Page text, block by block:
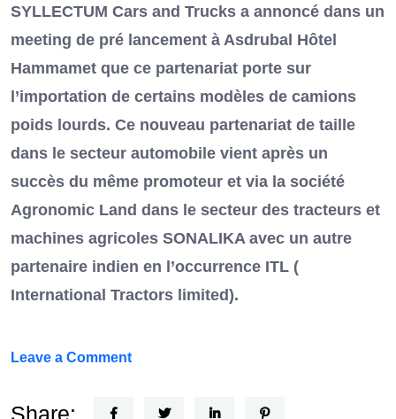
SYLLECTUM Cars and Trucks a annoncé dans un
meeting de pré lancement à Asdrubal Hôtel
Hammamet que ce partenariat porte sur
l’importation de certains modèles de camions
poids lourds. Ce nouveau partenariat de taille
dans le secteur automobile vient après un
succès du même promoteur et via la société
Agronomic Land dans le secteur des tracteurs et
machines agricoles SONALIKA avec un autre
partenaire indien en l’occurrence ITL (
International Tractors limited).
Leave a Commenton
Nouvel
Share: